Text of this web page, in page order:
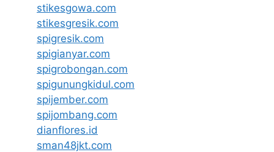
stikesgowa.com
stikesgresik.com
spigresik.com
spigianyar.com
spigrobongan.com
spigunungkidul.com
spijember.com
spijombang.com
dianflores.id
sman48jkt.com